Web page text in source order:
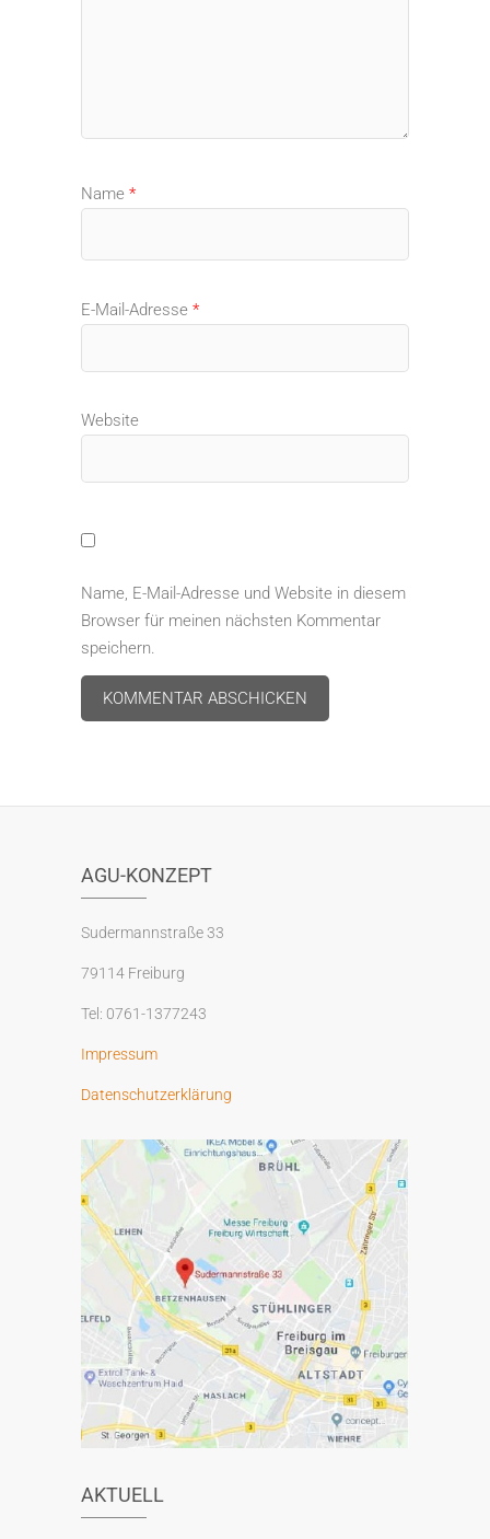
Name *
E-Mail-Adresse *
Website
Name, E-Mail-Adresse und Website in diesem
Browser für meinen nächsten Kommentar
speichern.
t
r
n
i
:
AGU-KONZEPT
Sudermannstraße 33
79114 Freiburg
Tel: 0761-1377243
Impressum
Datenschutzerklärung
AKTUELL